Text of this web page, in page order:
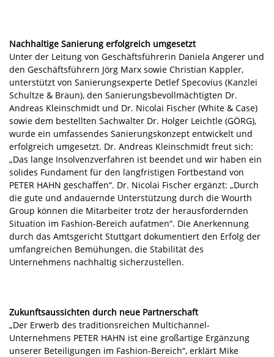
Nachhaltige Sanierung erfolgreich umgesetzt
Unter der Leitung von Geschäftsführerin Daniela Angerer und
den Geschäftsführern Jörg Marx sowie Christian Kappler,
unterstützt von Sanierungsexperte Detlef Specovius (Kanzlei
Schultze & Braun), den Sanierungsbevollmächtigten Dr.
Andreas Kleinschmidt und Dr. Nicolai Fischer (White & Case)
sowie dem bestellten Sachwalter Dr. Holger Leichtle (GÖRG),
wurde ein umfassendes Sanierungskonzept entwickelt und
erfolgreich umgesetzt. Dr. Andreas Kleinschmidt freut sich:
„Das lange Insolvenzverfahren ist beendet und wir haben ein
solides Fundament für den langfristigen Fortbestand von
PETER HAHN geschaffen“. Dr. Nicolai Fischer ergänzt: „Durch
die gute und andauernde Unterstützung durch die Wourth
Group können die Mitarbeiter trotz der herausfordernden
Situation im Fashion-Bereich aufatmen“. Die Anerkennung
durch das Amtsgericht Stuttgart dokumentiert den Erfolg der
umfangreichen Bemühungen, die Stabilität des
Unternehmens nachhaltig sicherzustellen.
Zukunftsaussichten durch neue Partnerschaft
„Der Erwerb des traditionsreichen Multichannel-
Unternehmens PETER HAHN ist eine großartige Ergänzung
unserer Beteiligungen im Fashion-Bereich“, erklärt Mike